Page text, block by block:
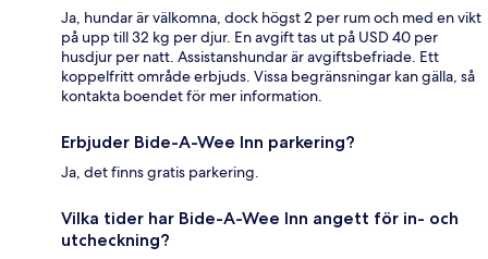
Ja, hundar är välkomna, dock högst 2 per rum och med en vikt
på upp till 32 kg per djur. En avgift tas ut på USD 40 per
husdjur per natt. Assistanshundar är avgiftsbefriade. Ett
koppelfritt område erbjuds. Vissa begränsningar kan gälla, så
kontakta boendet för mer information.
Erbjuder Bide-A-Wee Inn parkering?
Ja, det finns gratis parkering.
Vilka tider har Bide-A-Wee Inn angett för in- och
utcheckning?